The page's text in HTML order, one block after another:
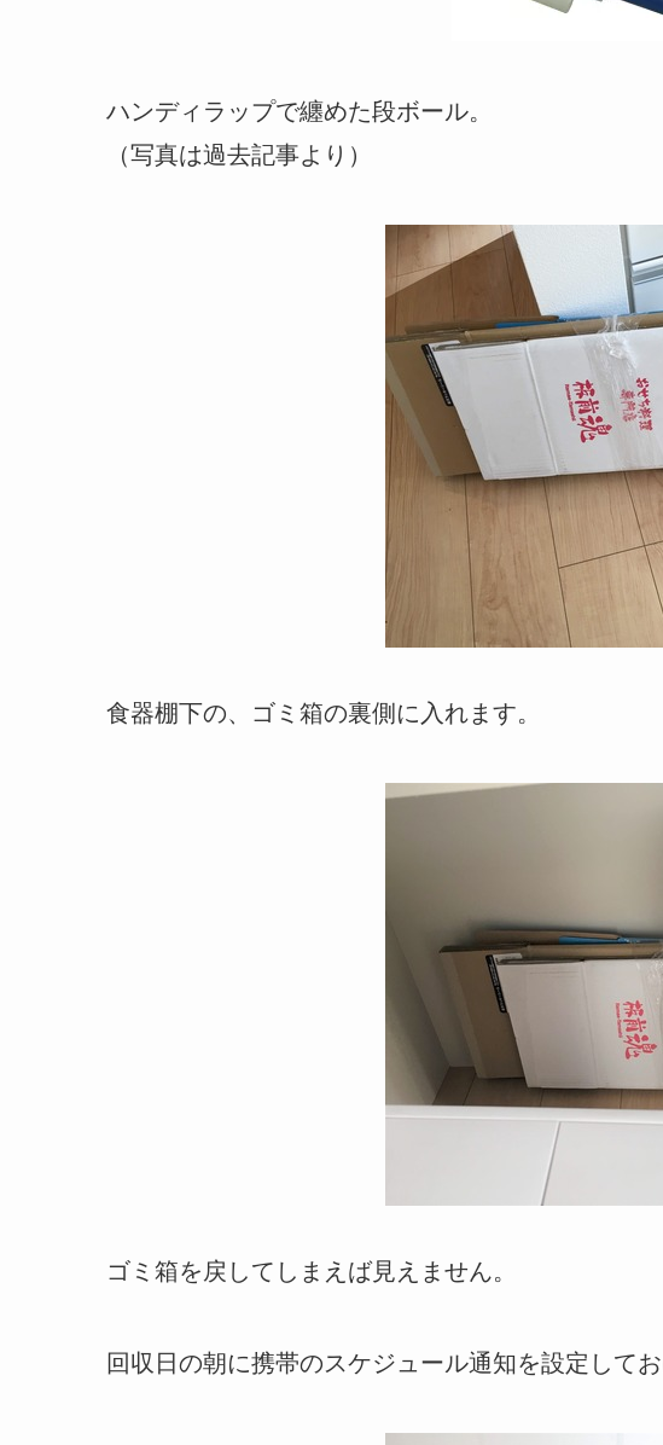
ハンディラップで纏めた段ボール。
（写真は過去記事より）
食器棚下の、ゴミ箱の裏側に入れます。
ゴミ箱を戻してしまえば見えません。
回収日の朝に携帯のスケジュール通知を設定してお